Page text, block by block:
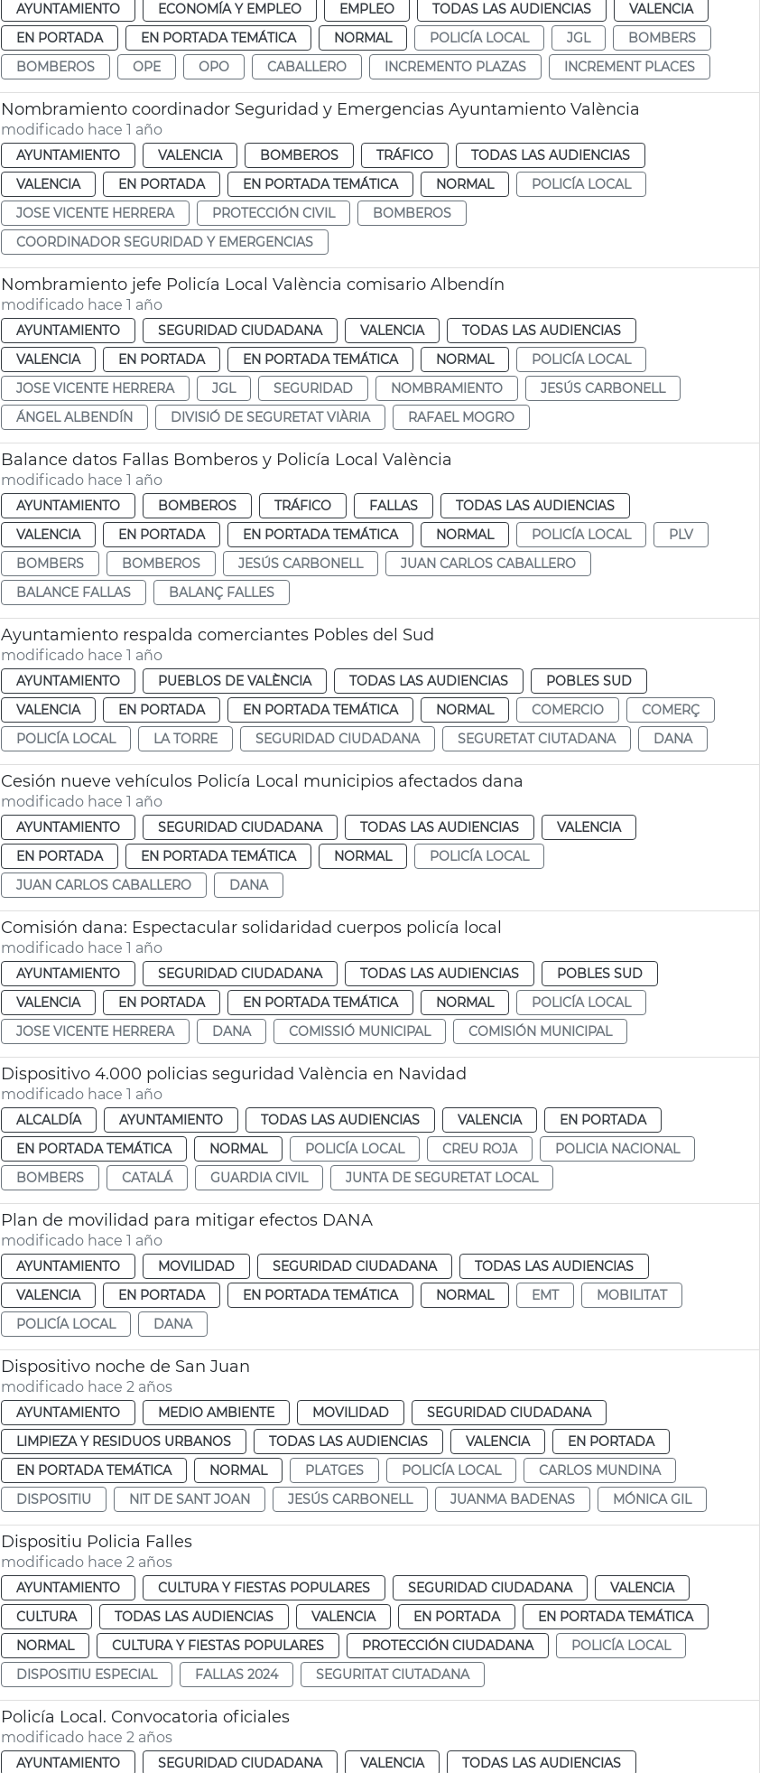
AYUNTAMIENTO ECONOMÍA Y EMPLEO EMPLEO TODAS LAS AUDIENCIAS
VALENCIA
EN PORTADA
EN PORTADA TEMÁTICA NORMAL POLICÍA LOCAL JGL
BOMBERS
BOMBEROS
OPE OPO CABALLERO INCREMENTO PLAZAS INCREMENT PLACES
Nombramiento coordinador Seguridad y Emergencias Ayuntamiento València
modificado hace 1 año
AYUNTAMIENTO VALENCIA BOMBEROS TRÁFICO
TODAS LAS AUDIENCIAS
VALENCIA
EN PORTADA EN PORTADA TEMÁTICA NORMAL
POLICÍA LOCAL
JOSE VICENTE HERRERA
PROTECCIÓN CIVIL
BOMBEROS
COORDINADOR SEGURIDAD Y EMERGENCIAS
Nombramiento jefe Policía Local València comisario Albendín
modificado hace 1 año
AYUNTAMIENTO SEGURIDAD CIUDADANA VALENCIA
TODAS LAS AUDIENCIAS
VALENCIA
EN PORTADA EN PORTADA TEMÁTICA NORMAL
POLICÍA LOCAL
JOSE VICENTE HERRERA
JGL SEGURIDAD NOMBRAMIENTO
JESÚS CARBONELL
ÁNGEL ALBENDÍN
DIVISIÓ DE SEGURETAT VIÀRIA RAFAEL MOGRO
Balance datos Fallas Bomberos y Policía Local València
modificado hace 1 año
AYUNTAMIENTO BOMBEROS TRÁFICO FALLAS
TODAS LAS AUDIENCIAS
VALENCIA
EN PORTADA EN PORTADA TEMÁTICA NORMAL POLICÍA LOCAL
PLV
BOMBERS
BOMBEROS JESÚS CARBONELL
JUAN CARLOS CABALLERO
BALANCE FALLAS
BALANÇ FALLES
Ayuntamiento respalda comerciantes Pobles del Sud
modificado hace 1 año
AYUNTAMIENTO PUEBLOS DE VALÈNCIA TODAS LAS AUDIENCIAS
POBLES SUD
VALENCIA
EN PORTADA EN PORTADA TEMÁTICA NORMAL COMERCIO
COMERÇ
POLICÍA LOCAL
LA TORRE SEGURIDAD CIUDADANA SEGURETAT CIUTADANA DANA
Cesión nueve vehículos Policía Local municipios afectados dana
modificado hace 1 año
AYUNTAMIENTO SEGURIDAD CIUDADANA TODAS LAS AUDIENCIAS
VALENCIA
EN PORTADA
EN PORTADA TEMÁTICA NORMAL
POLICÍA LOCAL
JUAN CARLOS CABALLERO
DANA
Comisión dana: Espectacular solidaridad cuerpos policía local
modificado hace 1 año
AYUNTAMIENTO SEGURIDAD CIUDADANA TODAS LAS AUDIENCIAS
POBLES SUD
VALENCIA
EN PORTADA EN PORTADA TEMÁTICA NORMAL
POLICÍA LOCAL
JOSE VICENTE HERRERA
DANA COMISSIÓ MUNICIPAL COMISIÓN MUNICIPAL
Dispositivo 4.000 policias seguridad València en Navidad
modificado hace 1 año
ALCALDÍA AYUNTAMIENTO TODAS LAS AUDIENCIAS VALENCIA
EN PORTADA
EN PORTADA TEMÁTICA
NORMAL POLICÍA LOCAL CREU ROJA
POLICIA NACIONAL
BOMBERS
CATALÁ GUARDIA CIVIL JUNTA DE SEGURETAT LOCAL
Plan de movilidad para mitigar efectos DANA
modificado hace 1 año
AYUNTAMIENTO MOVILIDAD SEGURIDAD CIUDADANA
TODAS LAS AUDIENCIAS
VALENCIA
EN PORTADA EN PORTADA TEMÁTICA NORMAL EMT
MOBILITAT
POLICÍA LOCAL
DANA
Dispositivo noche de San Juan
modificado hace 2 años
AYUNTAMIENTO MEDIO AMBIENTE MOVILIDAD
SEGURIDAD CIUDADANA
LIMPIEZA Y RESIDUOS URBANOS
TODAS LAS AUDIENCIAS VALENCIA
EN PORTADA
EN PORTADA TEMÁTICA
NORMAL PLATGES POLICÍA LOCAL
CARLOS MUNDINA
DISPOSITIU
NIT DE SANT JOAN JESÚS CARBONELL JUANMA BADENAS MÓNICA GIL
Dispositiu Policia Falles
modificado hace 2 años
AYUNTAMIENTO CULTURA Y FIESTAS POPULARES SEGURIDAD CIUDADANA
VALENCIA
CULTURA
TODAS LAS AUDIENCIAS VALENCIA EN PORTADA
EN PORTADA TEMÁTICA
NORMAL
CULTURA Y FIESTAS POPULARES PROTECCIÓN CIUDADANA
POLICÍA LOCAL
DISPOSITIU ESPECIAL
FALLAS 2024 SEGURITAT CIUTADANA
Policía Local. Convocatoria oficiales
modificado hace 2 años
AYUNTAMIENTO SEGURIDAD CIUDADANA VALENCIA TODAS LAS AUDIENCIAS